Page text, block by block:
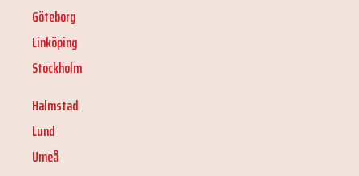
Göteborg
Linköping
Stockholm
Halmstad
Lund
Umeå